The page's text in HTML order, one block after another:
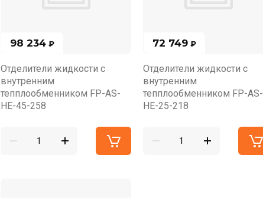
98 234 ₽
Отделители жидкости с
внутренним
тепплообменником FP-AS-
HE-45-258
72 749 ₽
Отделители жидкости с
внутренним
тепплообменником FP-AS-
HE-25-218